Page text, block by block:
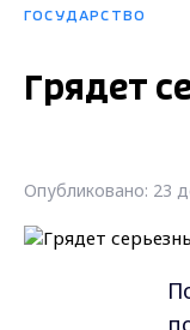
ГОСУДАРСТВО
Грядет
Опубликовано: 23